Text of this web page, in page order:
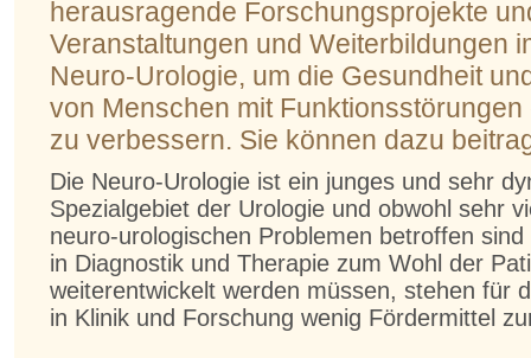
herausragende Forschungsprojekte
Veranstaltungen und Weiterbildungen
Neuro-Urologie, um die Gesundheit
von Menschen mit
zu verbessern. Sie können dazu
Die Neuro-Urologie ist ein junges und sehr
Spezialgebiet der Urologie und obwohl sehr
neuro-urologischen Problemen betroffen
in Diagnostik und Therapie zum Wohl der
weiterentwickelt werden müssen, stehen für
in Klinik und Forschung wenig Fördermittel